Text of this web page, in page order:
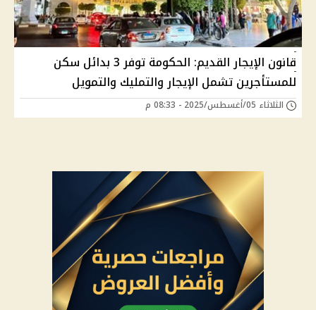
قانون الإيجار القديم: الحكومة توفر 3 بدائل سكن
للمستأجرين تشمل الإيجار والتمليك والتمويل
الثلاثاء 05/أغسطس/2025 - 08:33 م